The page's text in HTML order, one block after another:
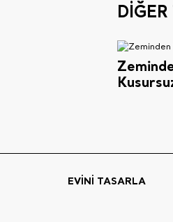
EVİNİ TASARLA